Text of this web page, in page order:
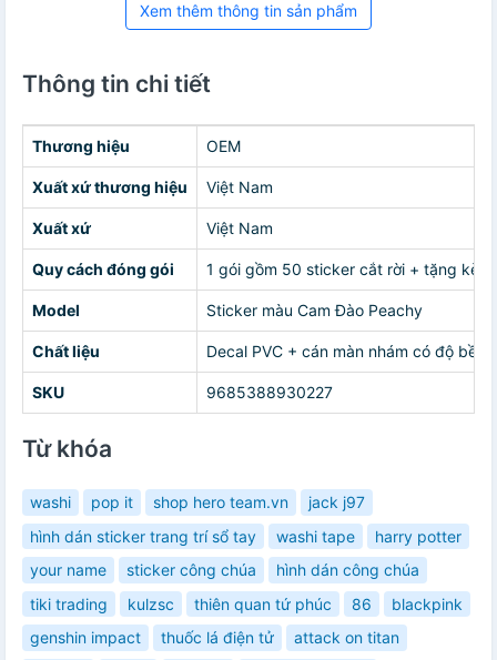
Xem thêm thông tin sản phẩm
Thông tin chi tiết
Thương hiệu OEM
Xuất xứ thương hiệu Việt Nam
Xuất xứ Việt Nam
Quy cách đóng gói 1 gói gồm 50 sticker cắt rời + tặng kèm
Model Sticker màu Cam Đào Peachy
Chất liệu Decal PVC + cán màn nhám có độ bền
SKU 9685388930227
Từ khóa
washi pop it shop hero team.vn
jack j97
hình dán sticker trang trí sổ tay
washi tape
harry potter
your name
sticker công chúa
hình dán công chúa
tiki trading
kulzsc thiên quan tứ phúc 86
blackpink
genshin impact
thuốc lá điện tử
attack on titan